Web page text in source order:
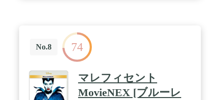
No.8 74
マレフィセント
MovieNEX [ブルーレ